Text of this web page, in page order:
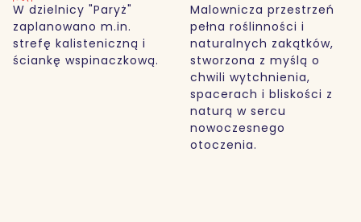
W dzielnicy "Paryż"
zaplanowano m.in.
strefę kalisteniczną i
ściankę wspinaczkową.
Malownicza przestrzeń
pełna roślinności i
naturalnych zakątków,
stworzona z myślą o
chwili wytchnienia,
spacerach i bliskości z
naturą w sercu
nowoczesnego
otoczenia.